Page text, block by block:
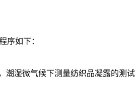
序如下：
潮湿微气候下测量纺织品凝露的测试